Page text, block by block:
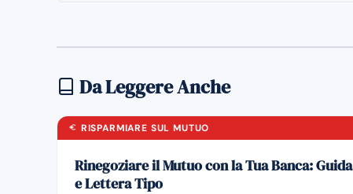
Da Leggere Anche
RISPARMIARE SUL MUTUO
Rinegoziare il Mutuo con la Tua Banca: Guida
e Lettera Tipo